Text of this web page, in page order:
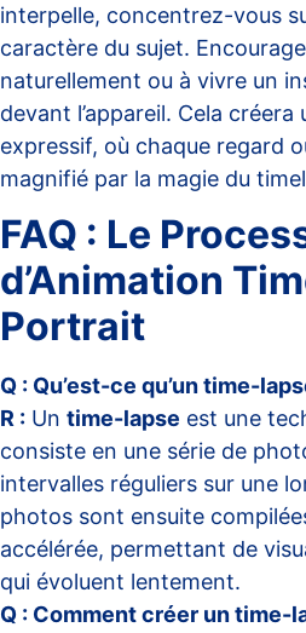
interpelle, concentrez-vous
caractère du sujet.
naturellement ou à vivre un
devant l’appareil. Cela
expressif, où chaque regard
magnifié par la magie du
FAQ : Le
d’Animation
Portrait
Q : Qu’est-ce qu’un time-
R : Un time-lapse est une
consiste en une série de
intervalles réguliers sur une
photos sont ensuite
accélérée, permettant de
qui évoluent lentement.
Q : Comment créer un time-